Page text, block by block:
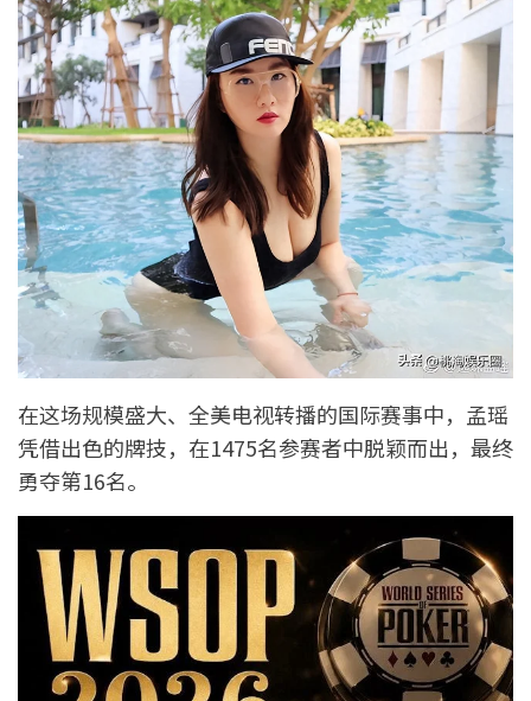
在这场规模盛大、全美电视转播的国际赛事中，孟瑶
凭借出色的牌技，在1475名参赛者中脱颖而出，最终
勇夺第16名。